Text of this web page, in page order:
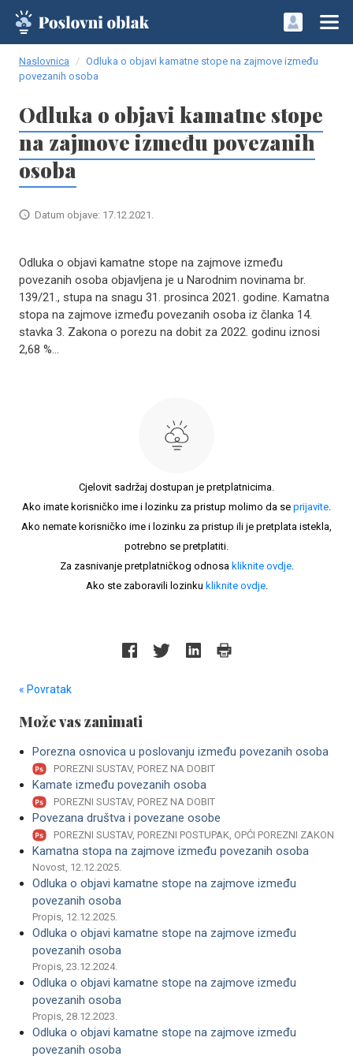
Naslovnica
Odluka o objavi kamatne stope na zajmove između
povezanih osoba
Odluka o objavi kamatne stope
na zajmove između povezanih
osoba
Datum objave: 17.12.2021.
Odluka o objavi kamatne stope na zajmove između
povezanih osoba objavljena je u Narodnim novinama br.
139/21., stupa na snagu 31. prosinca 2021. godine. Kamatna
stopa na zajmove između povezanih osoba iz članka 14.
stavka 3. Zakona o porezu na dobit za 2022. godinu iznosi
2,68 %...
Cjelovit sadržaj dostupan je pretplatnicima.
Ako imate korisničko ime i lozinku za pristup molimo da se prijavite.
Ako nemate korisničko ime i lozinku za pristup ili je pretplata istekla,
potrebno se pretplatiti.
Za zasnivanje pretplatničkog odnosa kliknite ovdje.
Ako ste zaboravili lozinku kliknite ovdje.
« Povratak
Može vas zanimati
Porezna osnovica u poslovanju između povezanih osoba
POREZNI SUSTAV, POREZ NA DOBIT
Kamate između povezanih osoba
POREZNI SUSTAV, POREZ NA DOBIT
Povezana društva i povezane osobe
POREZNI SUSTAV, POREZNI POSTUPAK, OPĆI POREZNI ZAKON
Kamatna stopa na zajmove između povezanih osoba
Novost, 12.12.2025.
Odluka o objavi kamatne stope na zajmove između
povezanih osoba
Propis, 12.12.2025.
Odluka o objavi kamatne stope na zajmove između
povezanih osoba
Propis, 23.12.2024.
Odluka o objavi kamatne stope na zajmove između
povezanih osoba
Propis, 28.12.2023.
Odluka o objavi kamatne stope na zajmove između
povezanih osoba